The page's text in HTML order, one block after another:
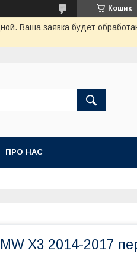
Кошик
Ваша заявка будет
ПРО НАС
X3 2014-2017